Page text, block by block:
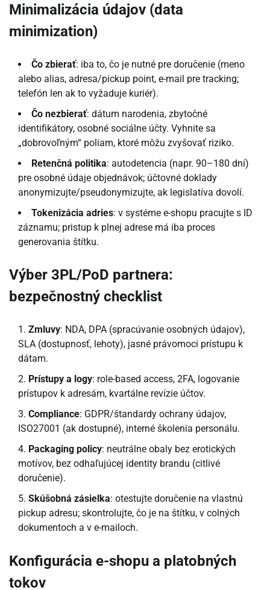
Minimalizácia údajov (data
minimization)
Čo zbierať: iba to, čo je nutné pre doručenie (meno
alebo alias, adresa/pickup point, e-mail pre tracking;
telefón len ak to vyžaduje kuriér).
Čo nezbierať: dátum narodenia, zbytočné
identifikátory, osobné sociálne účty. Vyhnite sa
„dobrovoľným“ poliam, ktoré môžu zvyšovať riziko.
Retenčná politika: autodetencia (napr. 90–180 dní)
pre osobné údaje objednávok; účtovné doklady
anonymizujte/pseudonymizujte, ak legislatíva dovolí.
Tokenizácia adries: v systéme e-shopu pracujte s ID
záznamu; pristup k plnej adrese má iba proces
generovania štítku.
Výber 3PL/PoD partnera:
bezpečnostný checklist
Zmluvy: NDA, DPA (spracúvanie osobných údajov),
SLA (dostupnosť, lehoty), jasné právomoci prístupu k
dátam.
Prístupy a logy: role-based access, 2FA, logovanie
prístupov k adresám, kvartálne revízie účtov.
Compliance: GDPR/štandardy ochrany údajov,
ISO27001 (ak dostupné), interné školenia personálu.
Packaging policy: neutrálne obaly bez erotických
motívov, bez odhaľujúcej identity brandu (citlivé
doručenie).
Skúšobná zásielka: otestujte doručenie na vlastnú
pickup adresu; skontrolujte, čo je na štítku, v colných
dokumentoch a v e-mailoch.
Konfigurácia e-shopu a platobných
tokov